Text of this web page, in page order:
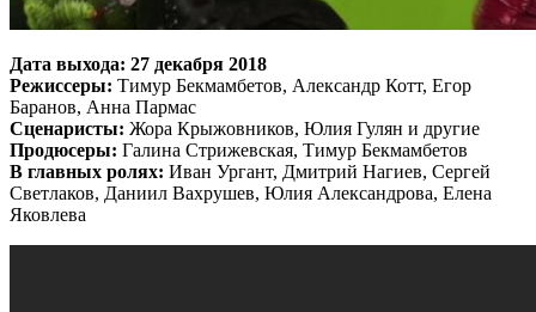
Дата выхода: 27 декабря 2018
Режиссеры: Тимур Бекмамбетов, Александр Котт, Егор
Баранов, Анна Пармас
Сценаристы: Жора Крыжовников, Юлия Гулян и другие
Продюсеры: Галина Стрижевская, Тимур Бекмамбетов
В главных ролях: Иван Ургант, Дмитрий Нагиев, Сергей
Светлаков, Даниил Вахрушев, Юлия Александрова, Елена
Яковлева